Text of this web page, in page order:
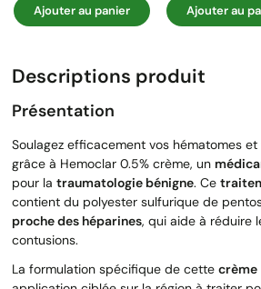
Ajouter au panier Ajouter au
Descriptions produit
Présentation
Soulagez efficacement vos hématomes
grâce à Hemoclar 0.5% crème, un
pour la traumatologie bénigne. Ce
contient du polyester sulfurique de
proche des héparines, qui aide à réduire
contusions.
La formulation spécifique de cette crème